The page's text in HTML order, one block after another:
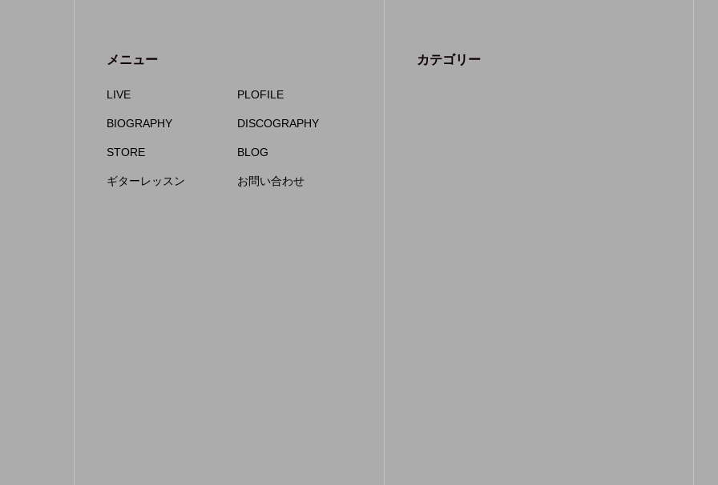
メニュー
LIVE PLOFILE
BIOGRAPHY DISCOGRAPHY
STORE BLOG
ギターレッスン お問い合わせ
カテゴリー